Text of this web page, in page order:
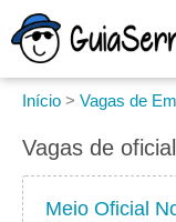
Início > Vagas de
Vagas de
Meio Oficial